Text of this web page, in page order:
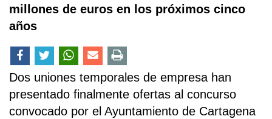
millones de euros en los próximos cinco
años
Dos uniones temporales de empresa han
presentado finalmente ofertas al concurso
convocado por el Ayuntamiento de Cartagena